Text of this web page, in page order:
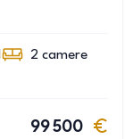
2 camere
99 500